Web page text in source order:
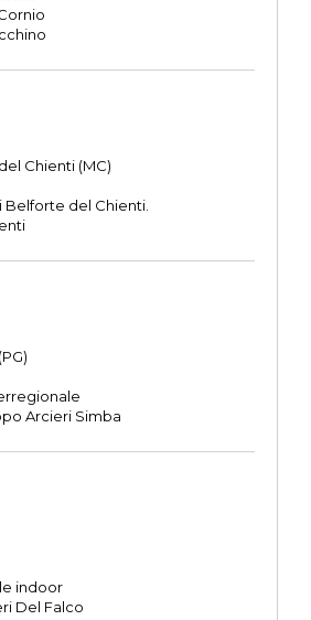
Chienti (MC)
Belforte del Chienti.
Arcieri Simba
indoor
Del Falco